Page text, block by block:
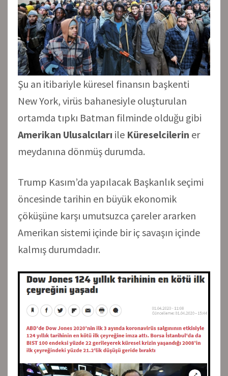
Şu an itibariyle küresel finansın başkenti
New York, virüs bahanesiyle oluşturulan
ortamda tıpkı Batman filminde olduğu gibi
Amerikan Ulusalcıları ile Küreselcilerin er
meydanına dönmüş durumda.
Trump Kasım’da yapılacak Başkanlık seçimi
öncesinde tarihin en büyük ekonomik
çöküşüne karşı umutsuzca çareler ararken
Amerikan sistemi içinde bir iç savaşın içinde
kalmış durumdadır.